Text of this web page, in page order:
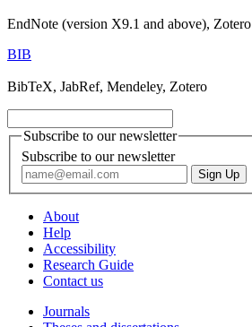
EndNote (version X9.1 and above), Zotero
BIB
BibTeX, JabRef, Mendeley, Zotero
Subscribe to our newsletter
Subscribe to our newsletter
About
Help
Accessibility
Research Guide
Contact us
Journals